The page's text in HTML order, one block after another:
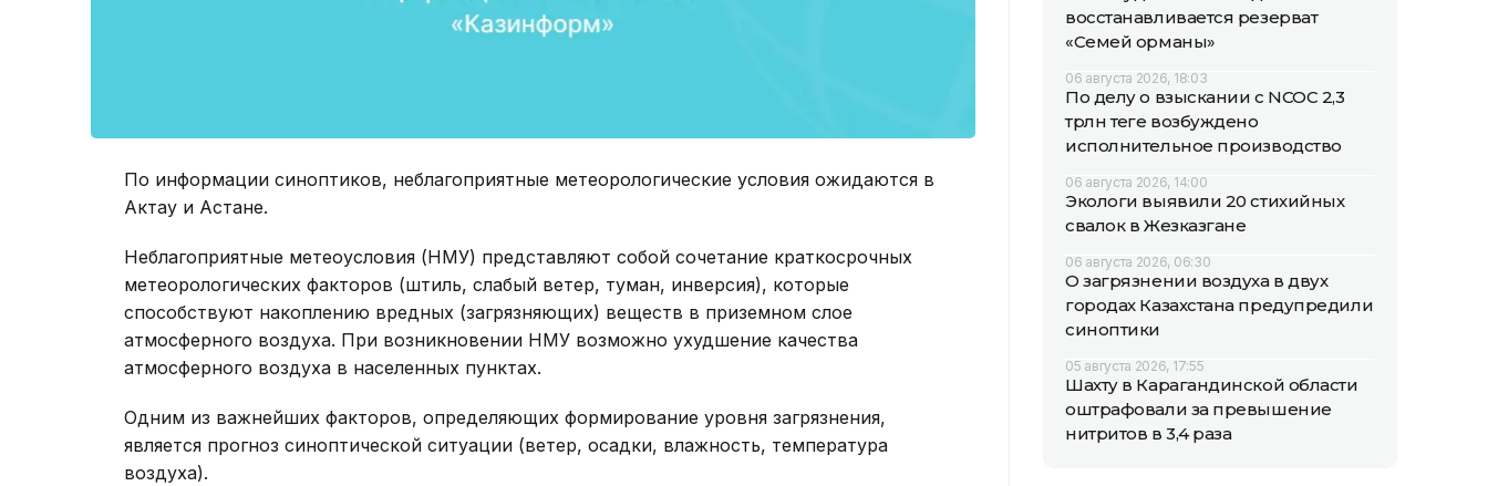
По информации синоптиков, неблагоприятные метеорологические условия ожидаются в
Актау и Астане.
Неблагоприятные метеоусловия (НМУ) представляют собой сочетание краткосрочных
метеорологических факторов (штиль, слабый ветер, туман, инверсия), которые
способствуют накоплению вредных (загрязняющих) веществ в приземном слое
атмосферного воздуха. При возникновении НМУ возможно ухудшение качества
атмосферного воздуха в населенных пунктах.
Одним из важнейших факторов, определяющих формирование уровня загрязнения,
является прогноз синоптической ситуации (ветер, осадки, влажность, температура
воздуха).
восстанавливается резерват
«Семей орманы»
06 августа 2026, 18:03
По делу о взыскании с NCOC 2,3
трлн теңге возбуждено
исполнительное производство
06 августа 2026, 14:00
Экологи выявили 20 стихийных
свалок в Жезказгане
06 августа 2026, 06:30
О загрязнении воздуха в двух
городах Казахстана предупредили
синоптики
05 августа 2026, 17:55
Шахту в Карагандинской области
оштрафовали за превышение
нитритов в 3,4 раза